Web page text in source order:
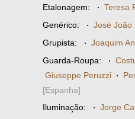
Etalonagem: · Teresa
Genérico: · José João
Grupista: · Joaquim
Guarda-Roupa: ·
Giuseppe Peruzzi ·
[Espanha]
Iluminação: · Jorge